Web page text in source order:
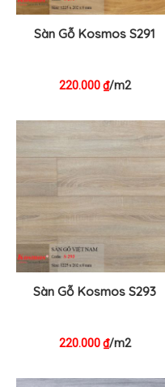
Sàn Gỗ Kosmos S291
220.000₫/m2
Sàn Gỗ Kosmos S293
220.000₫/m2